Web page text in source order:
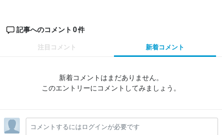
記事へのコメント 0件
注目コメント 新着コメント
新着コメントはまだありません。
このエントリーにコメントしてみましょう。
コメントするにはログインが必要です